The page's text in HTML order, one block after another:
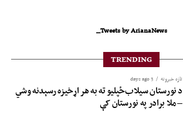
Tweets by ArianaNews_
TRENDING
تازه خبرونه 3 days ago
د نورستان سیلاب‌ځپلیو ته به هر اړخیزه رسېدنه وشي
– ملا برادر په نورستان کې